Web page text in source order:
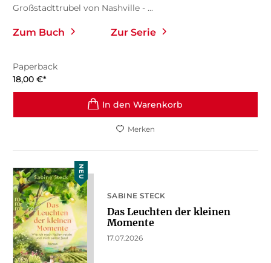
Großstadttrubel von Nashville - ...
Zum Buch Zur Serie
Paperback
18,00 €*
In den Warenkorb
Merken
NEU
SABINE STECK
Das Leuchten der kleinen
Momente
17.07.2026